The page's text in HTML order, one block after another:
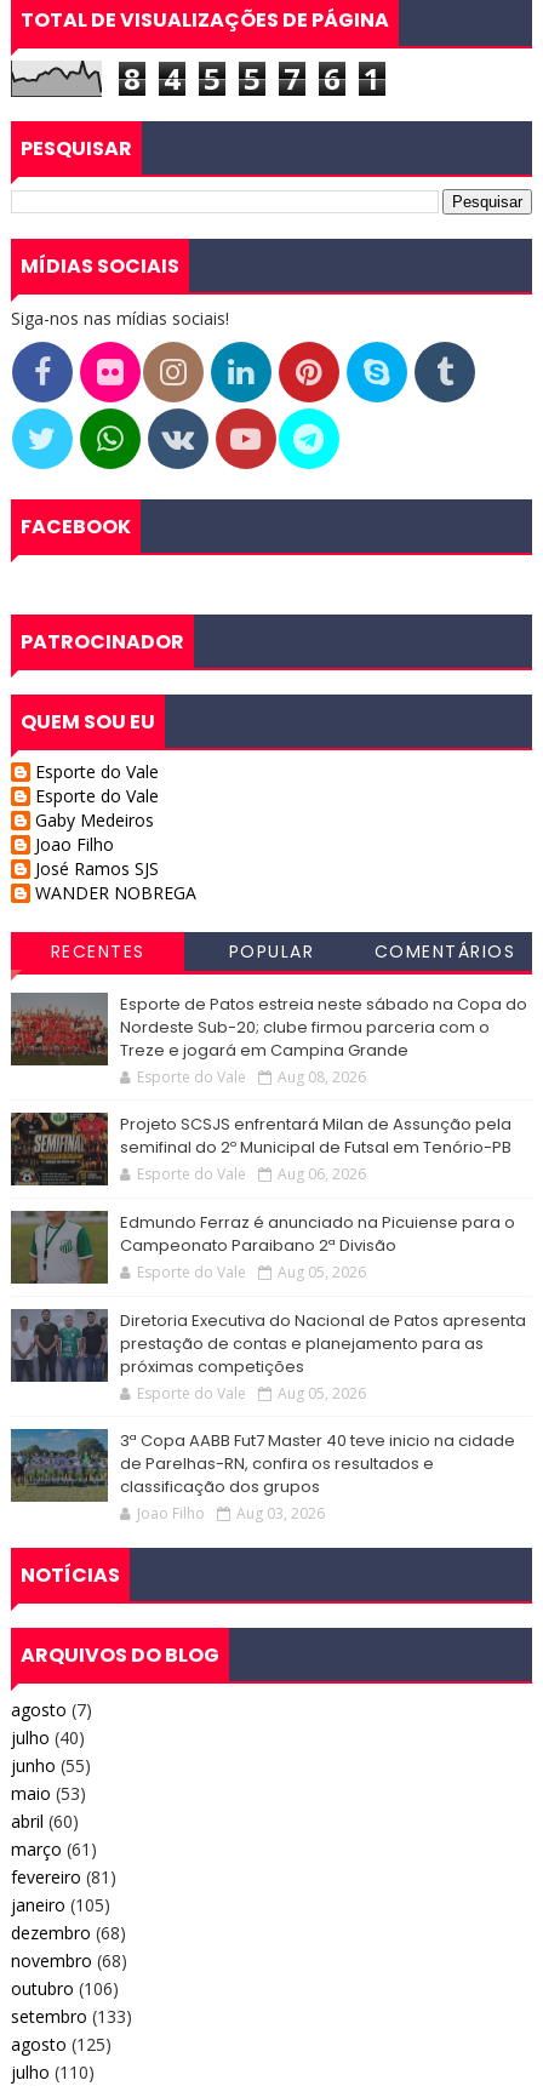
TOTAL DE VISUALIZAÇÕES DE PÁGINA
8 4 5 5 7 6 1
PESQUISAR
MÍDIAS SOCIAIS
Siga-nos nas mídias sociais!
FACEBOOK
PATROCINADOR
QUEM SOU EU
Esporte do Vale
Esporte do Vale
Gaby Medeiros
Joao Filho
José Ramos SJS
WANDER NOBREGA
RECENTES POPULAR COMENTÁRIOS
Esporte de Patos estreia neste sábado na Copa do
Nordeste Sub-20; clube firmou parceria com o
Treze e jogará em Campina Grande
Esporte do Vale Aug 08, 2026
Projeto SCSJS enfrentará Milan de Assunção pela
semifinal do 2º Municipal de Futsal em Tenório-PB
Esporte do Vale Aug 06, 2026
Edmundo Ferraz é anunciado na Picuiense para o
Campeonato Paraibano 2ª Divisão
Esporte do Vale Aug 05, 2026
Diretoria Executiva do Nacional de Patos apresenta
prestação de contas e planejamento para as
próximas competições
Esporte do Vale Aug 05, 2026
3ª Copa AABB Fut7 Master 40 teve inicio na cidade
de Parelhas-RN, confira os resultados e
classificação dos grupos
Joao Filho Aug 03, 2026
NOTÍCIAS
ARQUIVOS DO BLOG
agosto (7)
julho (40)
junho (55)
maio (53)
abril (60)
março (61)
fevereiro (81)
janeiro (105)
dezembro (68)
novembro (68)
outubro (106)
setembro (133)
agosto (125)
julho (110)